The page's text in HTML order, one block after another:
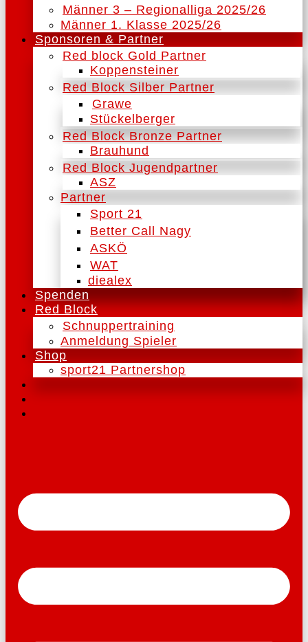
Männer 3 – Regionalliga 2025/26
Männer 1. Klasse 2025/26
Sponsoren & Partner
Red block Gold Partner
Koppensteiner
Red Block Silber Partner
Grawe
Stückelberger
Red Block Bronze Partner
Brauhund
Red Block Jugendpartner
ASZ
Partner
Sport 21
Better Call Nagy
ASKÖ
WAT
diealex
Spenden
Red Block
Schnuppertraining
Anmeldung Spieler
Shop
sport21 Partnershop